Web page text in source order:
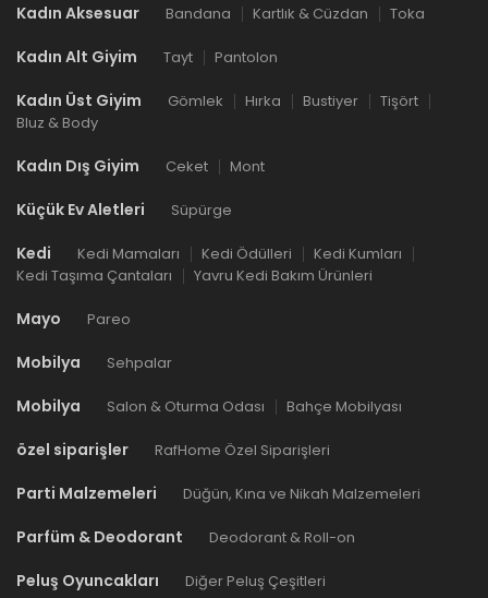
Kadın Aksesuar Bandana Kartlık & Cüzdan Toka
Kadın Alt Giyim Tayt Pantolon
Kadın Üst Giyim Gömlek Hırka Bustiyer
Tişört
Bluz & Body
Kadın Dış Giyim Ceket Mont
Küçük Ev Aletleri Süpürge
Kedi Kedi Mamaları Kedi Ödülleri
Kedi Kumları
Kedi Taşıma Çantaları
Yavru Kedi Bakım Ürünleri
Mayo Pareo
Mobilya Sehpalar
Mobilya Salon & Oturma Odası Bahçe Mobilyası
özel siparişler RafHome Özel Siparişleri
Parti Malzemeleri Düğün, Kına ve Nikah Malzemeleri
Parfüm & Deodorant Deodorant & Roll-on
Peluş Oyuncakları Diğer Peluş Çeşitleri